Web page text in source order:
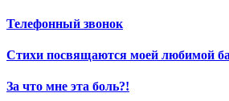
Телефонный звонок
Стихи посвящаются моей любимой
За что мне эта боль?!